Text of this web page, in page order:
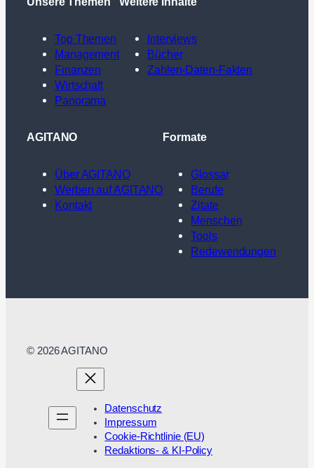
Top Themen
Management
Finanzen
Wirtschaft
Panorama
Interviews
Bücher
Zahlen-Daten-Fakten
AGITANO
Über AGITANO
Werben auf AGITANO
Kontakt
Formate
Glossar
Berufe
Zitate
Menschen
Tools
Redewendungen
© 2026 AGITANO
Datenschutz
Impressum
Cookie-Richtlinie (EU)
Redaktions- & KI-Policy